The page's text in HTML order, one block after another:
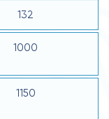
132
1000
1150